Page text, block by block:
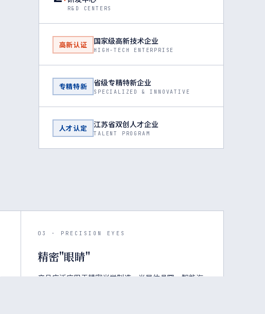
R&D CENTERS
高新认证 国家级高新技术企业
HIGH-TECH ENTERPRISE
专精特新 省级专精特新企业
SPECIALIZED & INNOVATIVE
人才认定 江苏省双创人才企业
TALENT PROGRAM
03 · PRECISION EYES
精密"眼睛"
产品广泛应用于精密光学制造、半导体晶圆、智能汽